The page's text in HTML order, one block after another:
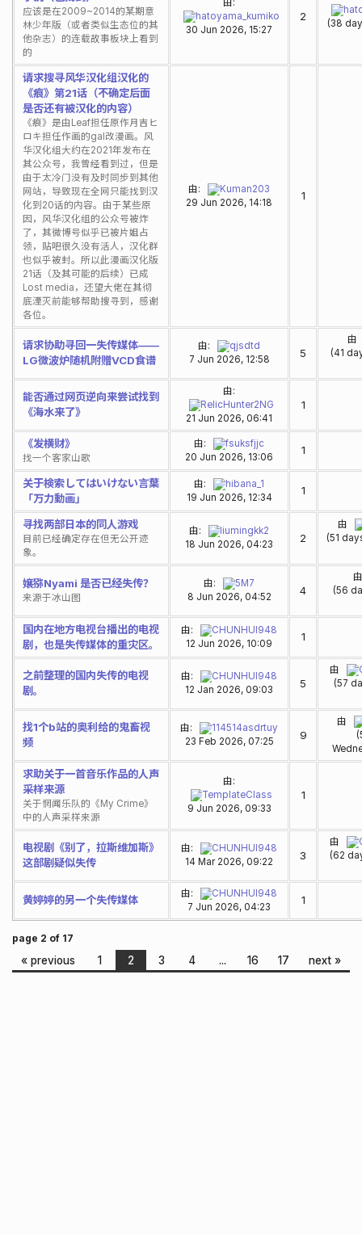
应该是在2009~2014的某期意
林少年版（或者类似生态位的其
他杂志）的连载故事板块上看到
的
由:
hatoyama_kumiko
30 Jun 2026, 15:27
2
(38
请求搜寻风华汉化组汉化的
《痕》第21话（不确定后面
是否还有被汉化的内容）
《痕》是由Leaf担任原作月吉ヒ
ロキ担任作画的gal改漫画。风
华汉化组大约在2021年发布在
其公众号，我曾经看到过，但是
由于太冷门没有及时同步到其他
网站，导致现在全网只能找到汉
化到20话的内容。由于某些原
因，风华汉化组的公众号被炸
了，其微博号似乎已被片姐占
领，贴吧很久没有活人，汉化群
也似乎被封。所以此漫画汉化版
21话（及其可能的后续）已成
Lost media，还望大佬在其彻
底湮灭前能够帮助搜寻到，感谢
各位。
由:
Kuman203
29 Jun 2026, 14:18
1
请求协助寻回一失传媒体——
LG微波炉随机附赠VCD食谱
由:
qjsdtd
7 Jun 2026, 12:58
5
由
(41
能否通过网页逆向来尝试找到
《海水来了》
由:
RelicHunter2NG
21 Jun 2026, 06:41
1
《发横财》
找一个客家山歌
由:
fsuksfjjc
20 Jun 2026, 13:06
1
关于検索してはいけない言葉
「万力動画」
由:
hibana_1
19 Jun 2026, 12:34
1
寻找两部日本的同人游戏
目前已经确定存在但无公开迹
象。
由:
liumingkk2
18 Jun 2026, 04:23
2
由
(51
嬢猕Nyami 是否已经失传？
来源于冰山图
由:
5M7
8 Jun 2026, 04:52
4
(56
国内在地方电视台播出的电视
剧，也是失传媒体的重灾区。
由:
CHUNHUI948
12 Jun 2026, 10:09
1
之前整理的国内失传的电视
剧。
由:
CHUNHUI948
12 Jan 2026, 09:03
5
由
(57
找1个b站的奥利给的鬼畜视
频
由:
114514asdrtuy
23 Feb 2026, 07:25
9
由
求助关于一首音乐作品的人声
采样来源
关于惘闻乐队的《My Crime》
中的人声采样来源
由:
TemplateClass
9 Jun 2026, 09:33
1
电视剧《别了，拉斯维加斯》
这部剧疑似失传
由:
CHUNHUI948
14 Mar 2026, 09:22
3
由
(62
黄婷婷的另一个失传媒体 由:
CHUNHUI948
7 Jun 2026, 04:23
1
page 2 of 17
« previous 1 2 3 4 ... 16 17 next »